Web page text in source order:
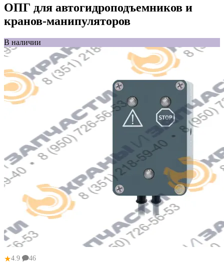
ОПГ для автогидроподъемников и
кранов-манипуляторов
В наличии
★4.9 46